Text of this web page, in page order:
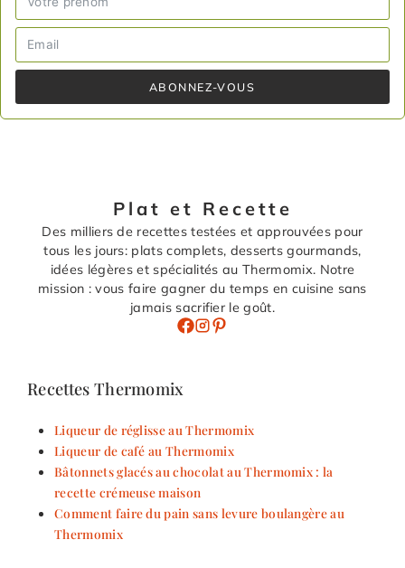
ABONNEZ-VOUS
Plat et Recette
Des milliers de recettes testées et approuvées pour
tous les jours: plats complets, desserts gourmands,
idées légères et spécialités au Thermomix. Notre
mission : vous faire gagner du temps en cuisine sans
jamais sacrifier le goût.
Recettes Thermomix
Liqueur de réglisse au Thermomix
Liqueur de café au Thermomix
Bâtonnets glacés au chocolat au Thermomix : la
recette crémeuse maison
Comment faire du pain sans levure boulangère au
Thermomix